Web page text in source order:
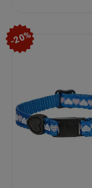
-20%